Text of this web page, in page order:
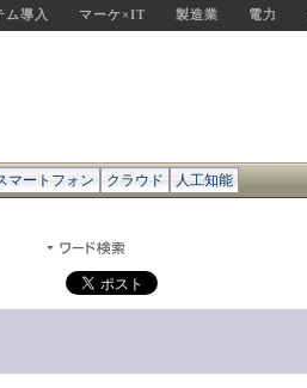
ム導入 マーケ×IT 製造業 電力
マートフォン クラウド 人工知能